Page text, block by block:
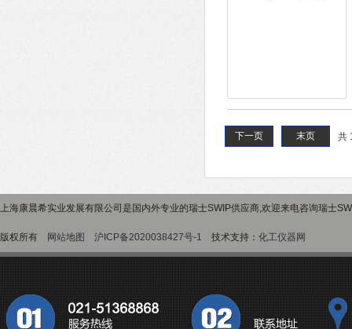
共
下一页 末页
上海康晨希实业发展有限公司是国内外专业的瑞士SWIP供应商,欢迎来电咨询瑞士
版权所有 网站地图 沪ICP备2020038427号-1 技术支持： 化工仪器网